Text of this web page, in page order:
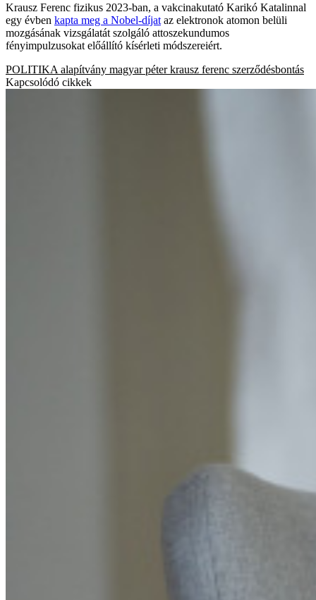
Krausz Ferenc fizikus 2023-ban, a vakcinakutató Karikó Katalinnal
egy évben kapta meg a Nobel-díjat az elektronok atomon belüli
mozgásának vizsgálatát szolgáló attoszekundumos
fényimpulzusokat előállító kísérleti módszereiért.
POLITIKA alapítvány magyar péter krausz ferenc szerződésbontás
Kapcsolódó cikkek